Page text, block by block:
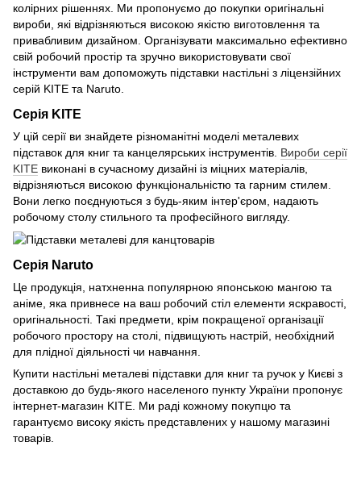
колірних рішеннях. Ми пропонуємо до покупки оригінальні
вироби, які відрізняються високою якістю виготовлення та
привабливим дизайном. Організувати максимально ефективно
свій робочий простір та зручно використовувати свої
інструменти вам допоможуть підставки настільні з ліцензійних
серій KITE та Naruto.
Серія KITE
У цій серії ви знайдете різноманітні моделі металевих
підставок для книг та канцелярських інструментів. Вироби серії
KITE виконані в сучасному дизайні із міцних матеріалів,
відрізняються високою функціональністю та гарним стилем.
Вони легко поєднуються з будь-яким інтер'єром, надають
робочому столу стильного та професійного вигляду.
Серія Naruto
Це продукція, натхненна популярною японською мангою та
аніме, яка привнесе на ваш робочий стіл елементи яскравості,
оригінальності. Такі предмети, крім покращеної організації
робочого простору на столі, підвищують настрій, необхідний
для плідної діяльності чи навчання.
Купити настільні металеві підставки для книг та ручок у Києві з
доставкою до будь-якого населеного пункту України пропонує
інтернет-магазин KITE. Ми раді кожному покупцю та
гарантуємо високу якість представлених у нашому магазині
товарів.